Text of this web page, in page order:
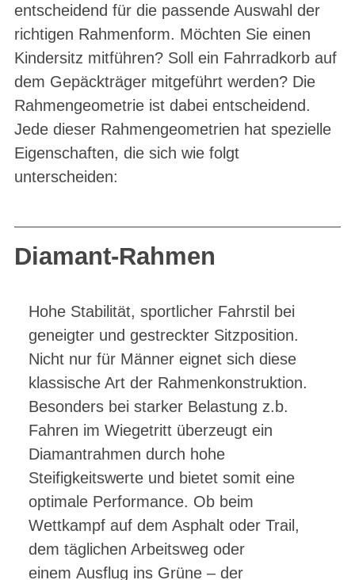
entscheidend für die passende Auswahl der
richtigen Rahmenform. Möchten Sie einen
Kindersitz mitführen? Soll ein Fahrradkorb auf
dem Gepäckträger mitgeführt werden? Die
Rahmengeometrie ist dabei entscheidend.
Jede dieser Rahmengeometrien hat spezielle
Eigenschaften, die sich wie folgt
unterscheiden:
Diamant-Rahmen
Hohe Stabilität, sportlicher Fahrstil bei
geneigter und gestreckter Sitzposition.
Nicht nur für Männer eignet sich diese
klassische Art der Rahmenkonstruktion.
Besonders bei starker Belastung z.b.
Fahren im Wiegetritt überzeugt ein
Diamantrahmen durch hohe
Steifigkeitswerte und bietet somit eine
optimale Performance. Ob beim
Wettkampf auf dem Asphalt oder Trail,
dem täglichen Arbeitsweg oder
einem Ausflug ins Grüne – der